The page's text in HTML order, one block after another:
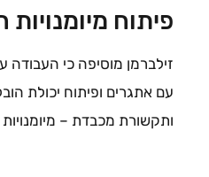
פיתוח מיומנויות
זילברמן מוסיפה כי
עם אתגרים ופיתוח יכולת
ותקשורת מכבדת –